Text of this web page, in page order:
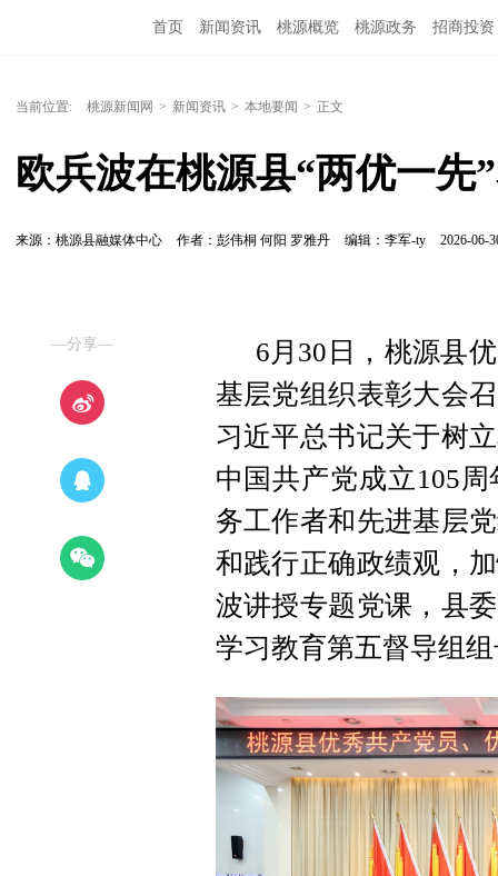
首页 新闻资讯 桃源概览 桃源政务 招商投资
当前位置: 桃源新闻网 > 新闻资讯 > 本地要闻 > 正文
欧兵波在桃源县“两优一
来源：桃源县融媒体中心 作者：彭伟桐 何阳 罗雅丹 编辑：李军-ty 2026-06-
—分享—
6月30日，桃源县
基层党组织表彰大会
习近平总书记关于树
中国共产党成立105
务工作者和先进基层
和践行正确政绩观，
波讲授专题党课，县
学习教育第五督导组